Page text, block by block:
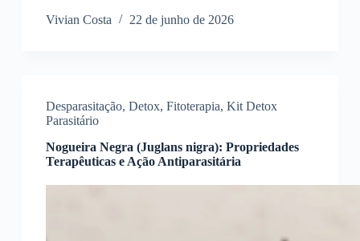
Vivian Costa 22 de junho de 2026
Desparasitação, Detox, Fitoterapia, Kit Detox
Parasitário
Nogueira Negra (Juglans nigra): Propriedades
Terapêuticas e Ação Antiparasitária